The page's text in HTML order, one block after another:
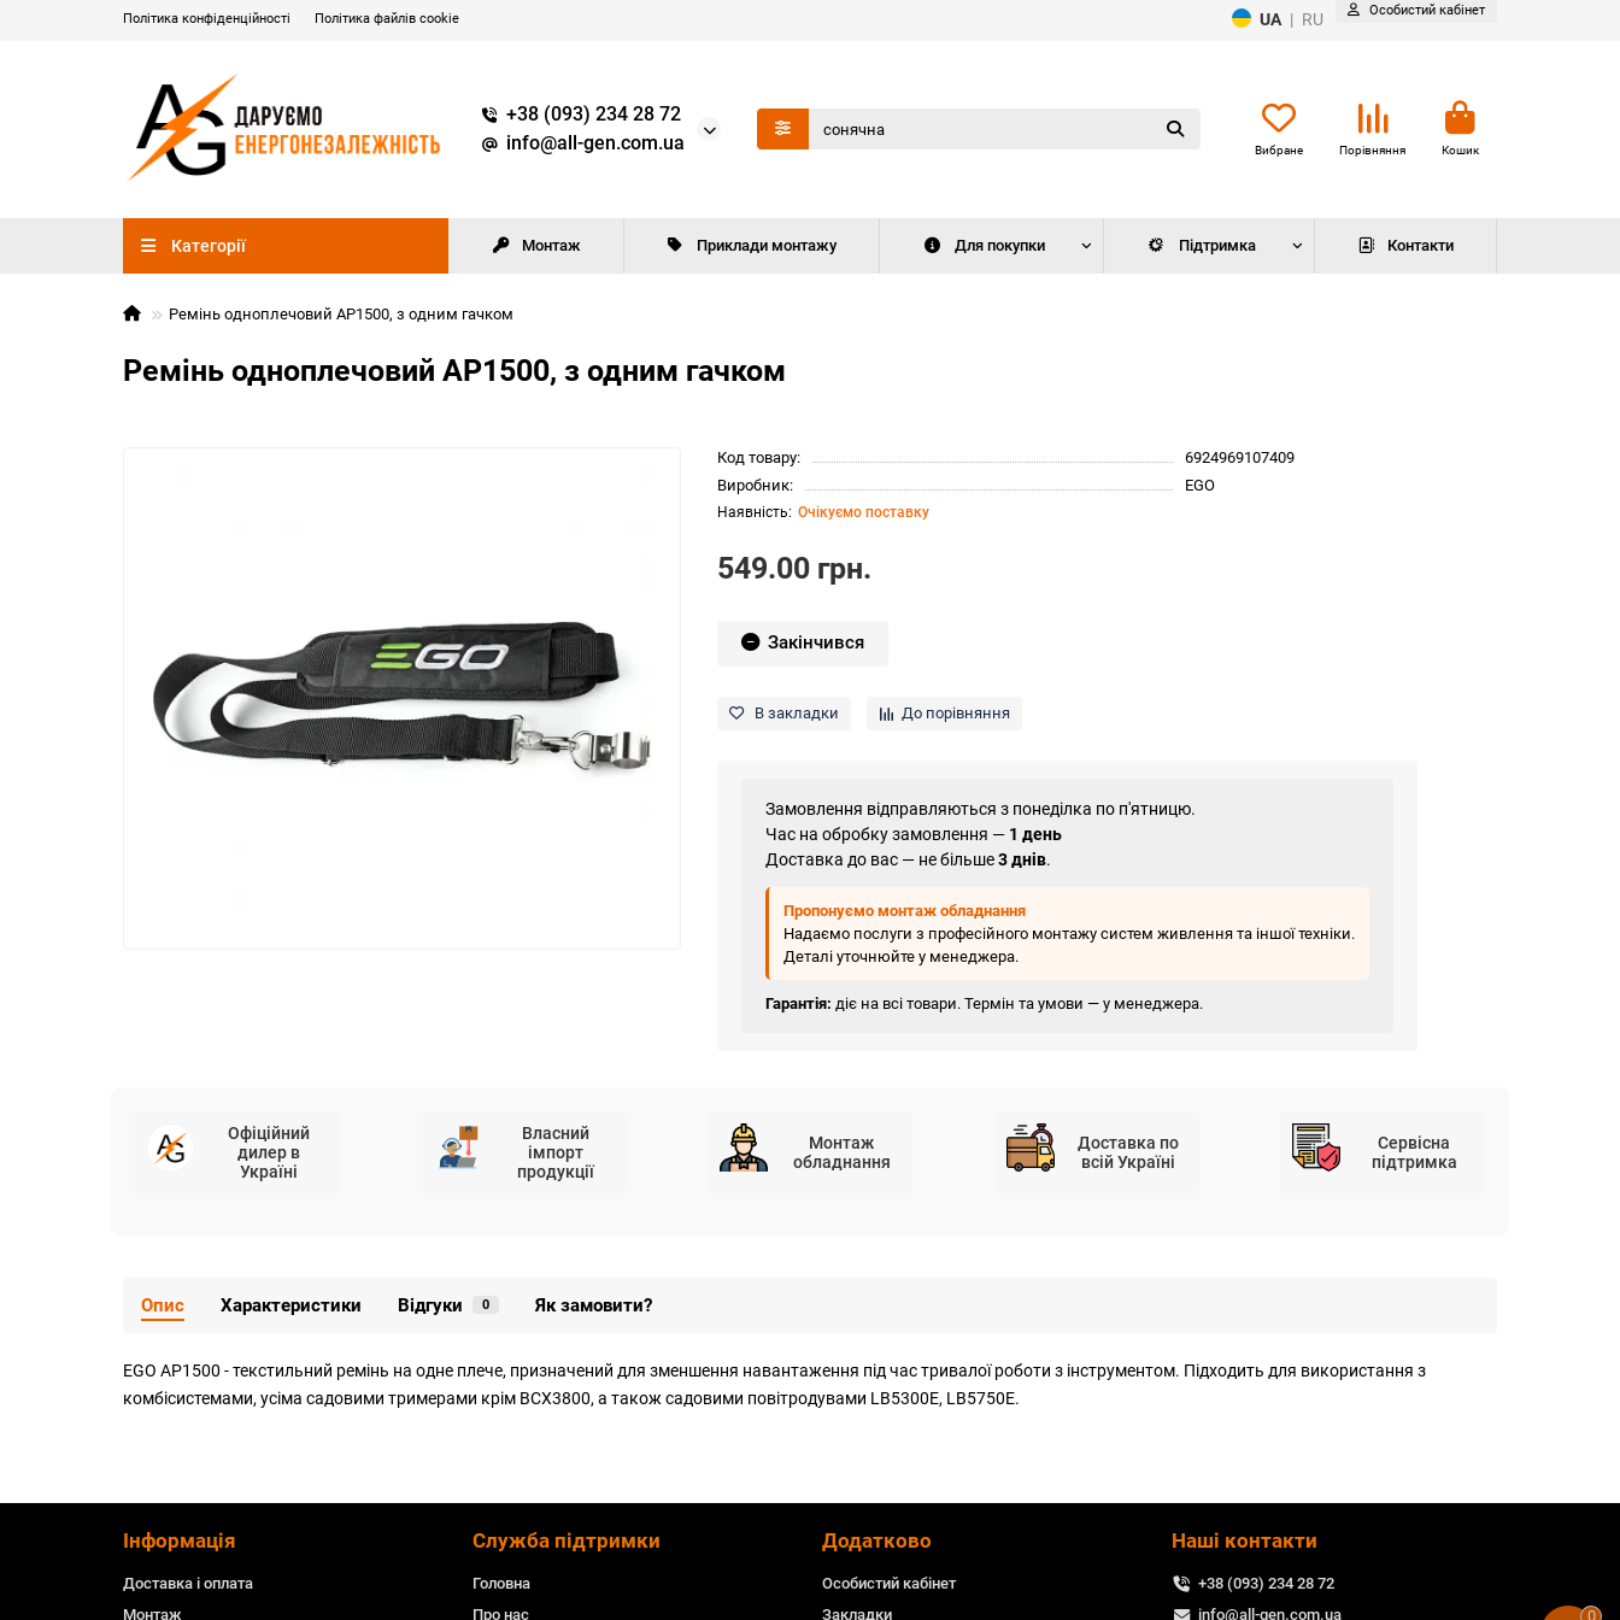
Політика конфіденційності Політика файлів cookie UA | RU Особистий кабінет
+38 (093) 234 28 72
info@all-gen.com.ua
Вибране Порівняння Кошик
Категорії Монтаж Приклади монтажу Для покупки Підтримка Контакти
Ремінь одноплечовий AP1500, з одним гачком
Ремінь одноплечовий AP1500, з одним гачком
Код товару:
6924969107409
Виробник:
EGO
Очікуємо поставку
549.00 грн.
Закінчився
В закладки До порівняння
Замовлення відправляються з понеділка по п'ятницю.
Час на обробку замовлення — 1 день
Доставка до вас — не більше3 днів.
Пропонуємо монтаж обладнання
Надаємо послуги з професійного монтажу систем живлення та іншої техніки.
Деталі уточнюйте у менеджера.
Гарантія: діє на всі товари. Термін та умови — у менеджера.
Офіційний
дилер в
Україні
Власний
імпорт
продукції
Монтаж
обладнання
Доставка по
всій Україні
Сервісна
підтримка
Опис Характеристики Відгуки 0 Як замовити?
EGO AP1500 - текстильний ремінь на одне плече, призначений для зменшення навантаження під час тривалої роботи з інструментом. Підходить для використання з
комбісистемами, усіма садовими тримерами крім BCX3800, а також садовими повітродувами LB5300E, LB5750E.
Інформація
Доставка і оплата
Монтаж
Служба підтримки
Головна
Про нас
Додатково
Особистий кабінет
Закладки
Наші контакти
+38 (093) 234 28 72
info@all-gen.com.ua
0